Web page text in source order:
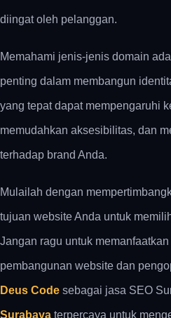
diingat oleh pelanggan.
Memahami jenis-jenis domain
penting dalam membangun
yang tepat dapat mempengaruhi
memudahkan aksesibilitas, dan
terhadap brand Anda.
Mulailah dengan
tujuan website Anda untuk
Jangan ragu untuk
pembangunan website dan
Deus Code sebagai jasa SEO
Surabaya terpercaya untuk